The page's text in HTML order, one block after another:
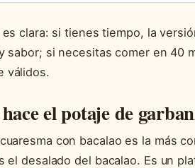
es clara: si tienes tiempo, la
sabor; si necesitas comer en 40
válidos.
el potaje de
con bacalao es la más
el desalado del bacalao. Es un